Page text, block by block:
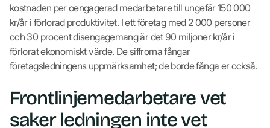
kostnaden per oengagerad medarbetare till ungefär 150 000
kr/år i förlorad produktivitet. I ett företag med 2 000 personer
och 30 procent disengagemang är det 90 miljoner kr/år i
förlorat ekonomiskt värde. De siffrorna fångar
företagsledningens uppmärksamhet; de borde fånga er också.
Frontlinjemedarbetare vet
saker ledningen inte vet